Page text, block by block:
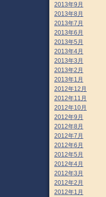
2013年9月
2013年8月
2013年7月
2013年6月
2013年5月
2013年4月
2013年3月
2013年2月
2013年1月
2012年12月
2012年11月
2012年10月
2012年9月
2012年8月
2012年7月
2012年6月
2012年5月
2012年4月
2012年3月
2012年2月
2012年1月